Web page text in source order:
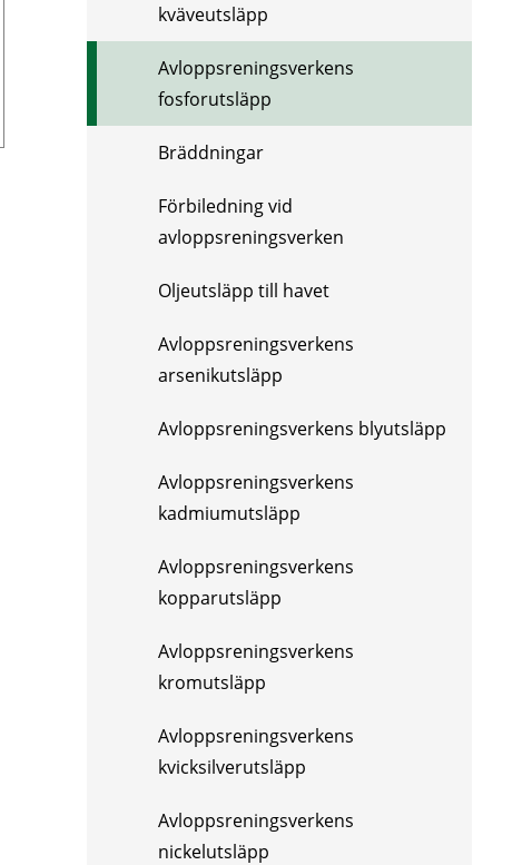
kväveutsläpp
Avloppsreningsverkens
fosforutsläpp
Bräddningar
Förbiledning vid
avloppsreningsverken
Oljeutsläpp till havet
Avloppsreningsverkens
arsenikutsläpp
Avloppsreningsverkens blyutsläpp
Avloppsreningsverkens
kadmiumutsläpp
Avloppsreningsverkens
kopparutsläpp
Avloppsreningsverkens
kromutsläpp
Avloppsreningsverkens
kvicksilverutsläpp
Avloppsreningsverkens
nickelutsläpp